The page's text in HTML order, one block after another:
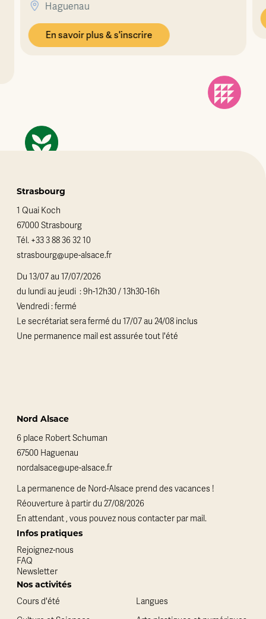
Haguenau
En savoir plus & s'inscrire
Strasbourg
1 Quai Koch
67000 Strasbourg
Tél. +33 3 88 36 32 10
strasbourg@upe-alsace.fr
Du 13/07 au 17/07/2026
du lundi au jeudi : 9h-12h30 / 13h30-16h
Vendredi : fermé
Le secrétariat sera fermé du 17/07 au 24/08 inclus
Une permanence mail est assurée tout l'été
Nord Alsace
6 place Robert Schuman
67500 Haguenau
nordalsace@upe-alsace.fr
La permanence de Nord-Alsace prend des vacances !
Réouverture à partir du 27/08/2026
En attendant , vous pouvez nous contacter par mail.
Infos pratiques
Rejoignez-nous
FAQ
Newsletter
Nos activités
Cours d'été
Langues